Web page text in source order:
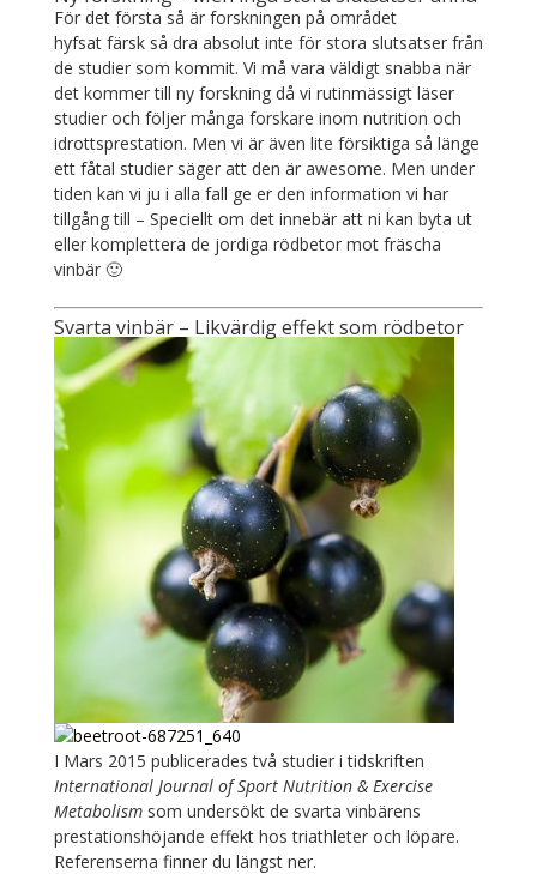
För det första så är forskningen på området
hyfsat färsk så dra absolut inte för stora slutsatser från
de studier som kommit. Vi må vara väldigt snabba när
det kommer till ny forskning då vi rutinmässigt läser
studier och följer många forskare inom nutrition och
idrottsprestation. Men vi är även lite försiktiga så länge
ett fåtal studier säger att den är awesome. Men under
tiden kan vi ju i alla fall ge er den information vi har
tillgång till – Speciellt om det innebär att ni kan byta ut
eller komplettera de jordiga rödbetor mot fräscha
vinbär 🙂
Svarta vinbär – Likvärdig effekt som rödbetor
I Mars 2015 publicerades två studier i tidskriften
International Journal of Sport Nutrition & Exercise
Metabolismsom undersökt de svarta vinbärens
prestationshöjande effekt hos triathleter och löpare.
Referenserna finner du längst ner.